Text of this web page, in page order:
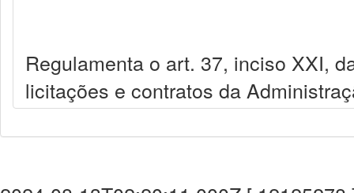
Regulamenta o art. 37, inciso XXI,
licitações e contratos da